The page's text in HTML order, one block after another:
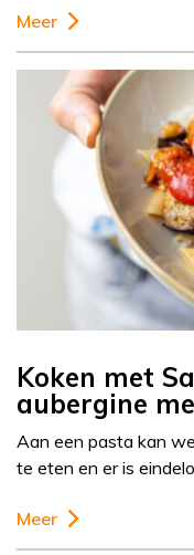
Meer
Koken met
aubergine
Aan een pasta kan
te eten en er is
Meer